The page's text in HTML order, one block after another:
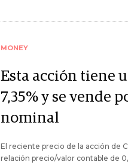
MONEY
Esta acción tiene
7,35% y se vende
nominal
El reciente precio de la acción de
relación precio/valor contable de